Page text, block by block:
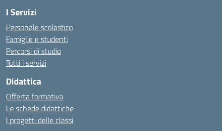
I Servizi
Personale scolastico
Famiglie e studenti
Percorsi di studio
Tutti i servizi
Didattica
Offerta formativa
Le schede didattiche
I progetti delle classi